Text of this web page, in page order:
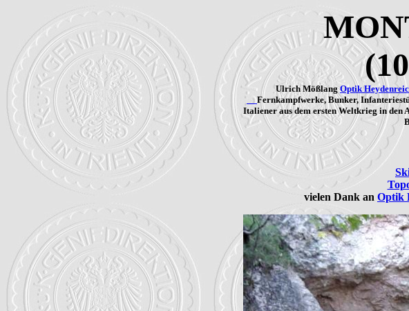
Ulrich MößlangOptik
Fernkampfwerke, Bunker,
Italiener aus dem ersten Weltkrieg in den
vielen Dank an Optik